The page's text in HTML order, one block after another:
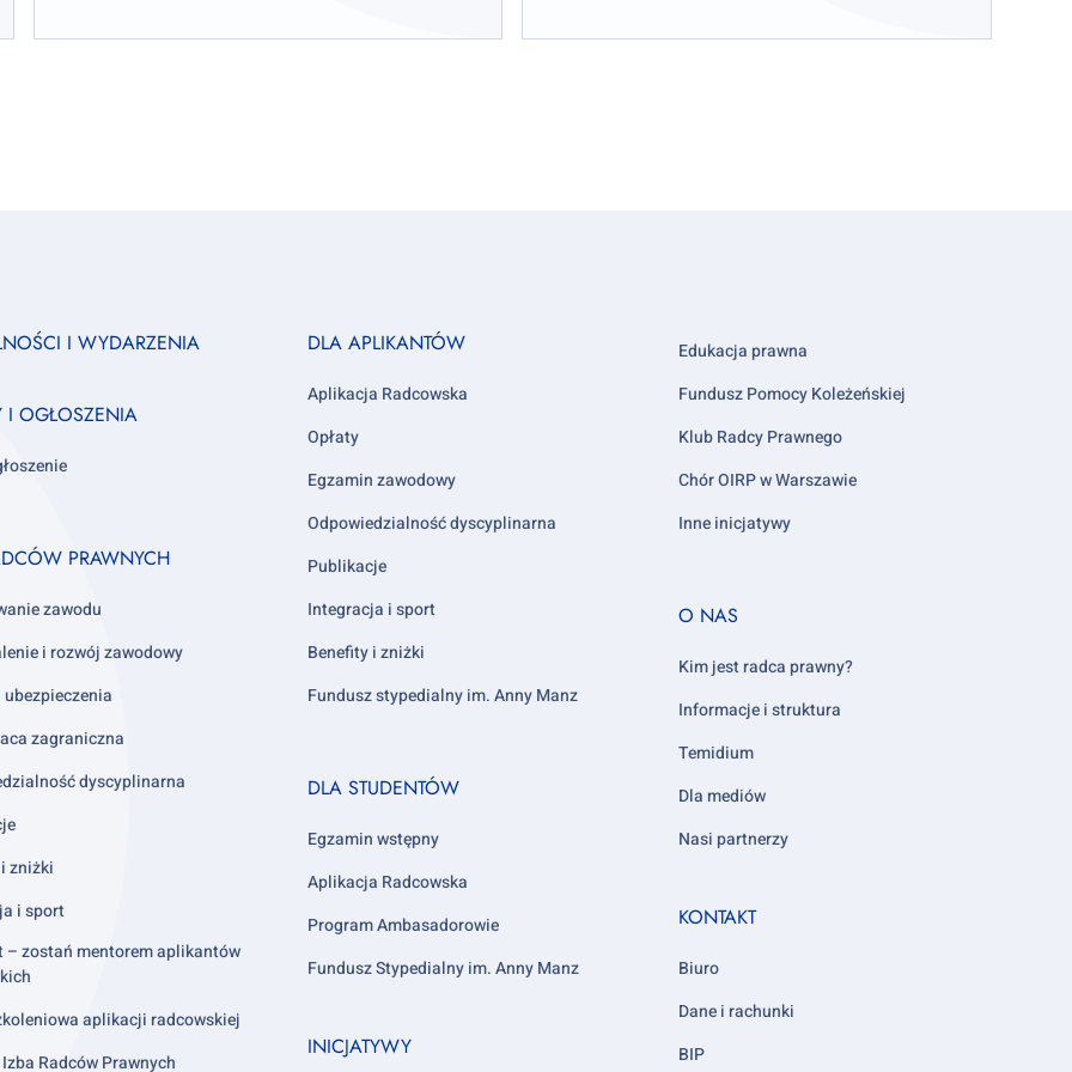
I WYDARZENIA
I OGŁOSZENIA
PRAWNYCH
zawodu
i rozwój zawodowy
ubezpieczenia
zagraniczna
dyscyplinarna
zniżki
i sport
– zostań mentorem aplikantów
aplikacji radcowskiej
Radców Prawnych
Footer
3
DLA APLIKANTÓW
Aplikacja Radcowska
Opłaty
Egzamin zawodowy
Odpowiedzialność dyscyplinarna
Publikacje
Integracja i sport
Benefity i zniżki
Fundusz stypedialny im. Anny Manz
Footer
4
DLA STUDENTÓW
Egzamin wstępny
Aplikacja Radcowska
Program Ambasadorowie
Fundusz Stypedialny im. Anny Manz
INICJATYWY
Edukacja prawna
Fundusz Pomocy Koleżeńskiej
Klub Radcy Prawnego
Chór OIRP w Warszawie
Inne inicjatywy
Footer
5
O NAS
Kim jest radca prawny?
Informacje i struktura
Temidium
Dla mediów
Nasi partnerzy
KONTAKT
Biuro
Dane i rachunki
BIP